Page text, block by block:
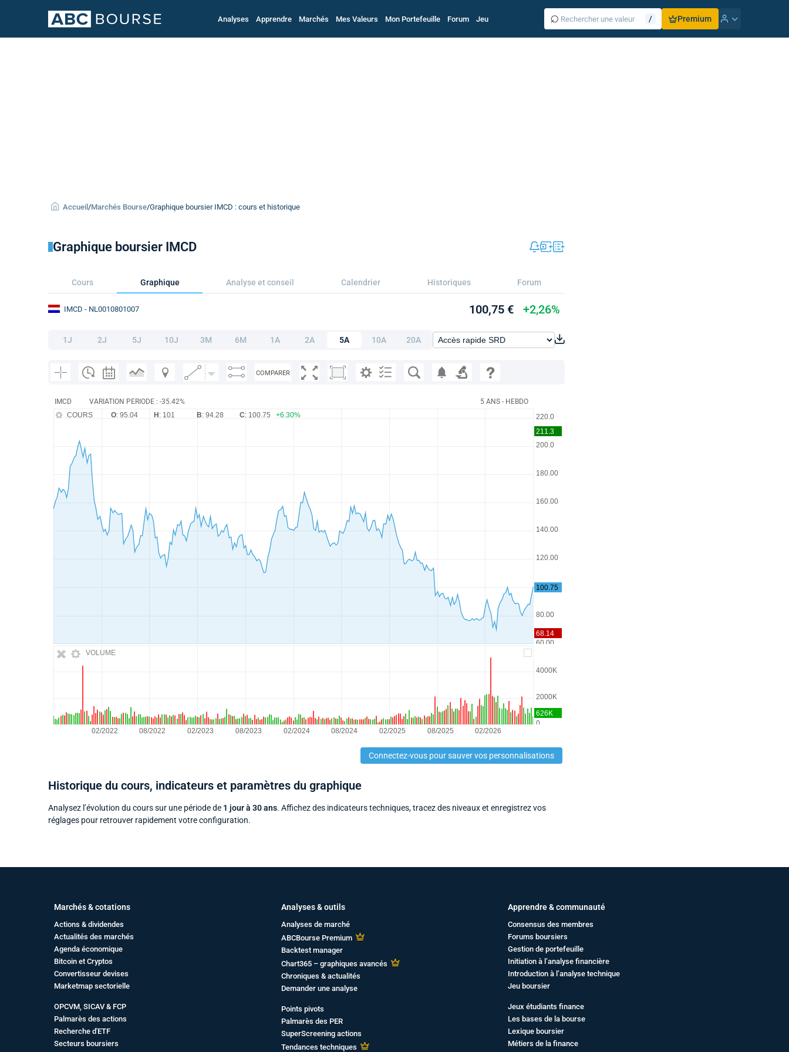
Analyses Apprendre Marchés Mes Valeurs Mon Portefeuille Forum Jeu ⌕ / Premium
Accueil /Marchés Bourse/Graphique boursier IMCD : cours et historique
Graphique boursier IMCD
Cours Graphique Analyse et conseil Calendrier Historiques Forum
IMCD - NL0010801007 100,75 € +2,26%
1J 2J 5J 10J 3M 6M 1A 2A 5A 10A 20A
COMPARER
IMCD VARIATION PERIODE : -35.42% 5 ANS - HEBDO
VOLUME
COURS O: 95.04 H : 101 B: 94.28 C: 100.75 +6.30%
Connectez-vous pour sauver vos personnalisations
Historique du cours, indicateurs et paramètres du graphique
Analysez l’évolution du cours sur une période de 1 jour à 30 ans. Affichez des indicateurs techniques, tracez des niveaux et enregistrez vos
réglages pour retrouver rapidement votre configuration.
Marchés & cotations
Actions & dividendes
Actualités des marchés
Agenda économique
Bitcoin et Cryptos
Convertisseur devises
Marketmap sectorielle
OPCVM, SICAV & FCP
Palmarès des actions
Recherche d'ETF
Secteurs boursiers
Analyses & outils
Analyses de marché
ABCBourse Premium
Backtest manager
Chart365 – graphiques avancés
Chroniques & actualités
Demander une analyse
Points pivots
Palmarès des PER
SuperScreening actions
Tendances techniques
Apprendre & communauté
Consensus des membres
Forums boursiers
Gestion de portefeuille
Initiation à l’analyse financière
Introduction à l’analyse technique
Jeu boursier
Jeux étudiants finance
Les bases de la bourse
Lexique boursier
Métiers de la finance